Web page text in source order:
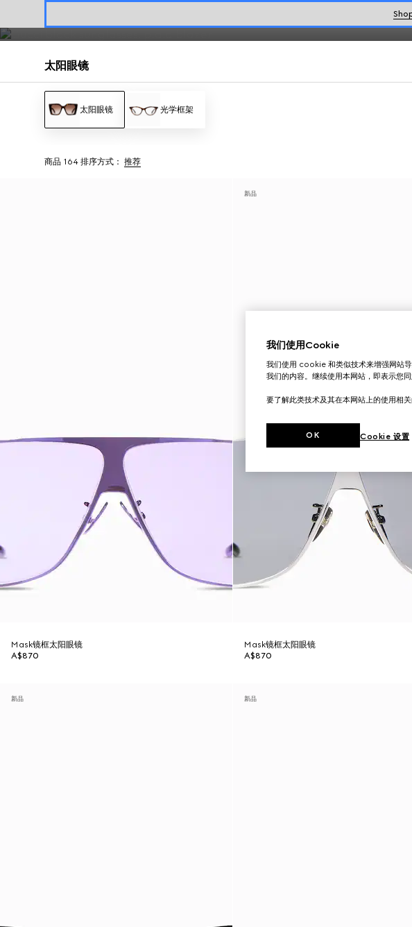
太阳眼镜
太阳眼镜 光学框架
商品 164 排序方式： 推荐
Mask镜框太阳眼镜
A$870
新品
Mask镜框太阳眼镜
A$870
新品 新品
我们使用Cookie
我们使用 cookie 和类似技术来增强网站
我们的内容。继续使用本网站，即表示您同
要了解此类技术及其在本网站上的使用相
Cookie 设置
OK